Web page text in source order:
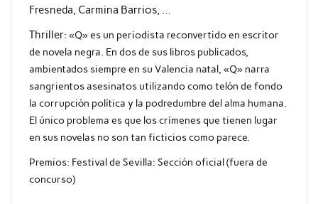
Fresneda, Carmina Barrios, …
Thriller: «Q» es un periodista reconvertido en escritor
de novela negra. En dos de sus libros publicados,
ambientados siempre en su Valencia natal, «Q» narra
sangrientos asesinatos utilizando como telón de fondo
la corrupción política y la podredumbre del alma humana.
El único problema es que los crímenes que tienen lugar
en sus novelas no son tan ficticios como parece.
Premios: Festival de Sevilla: Sección oficial (fuera de
concurso)